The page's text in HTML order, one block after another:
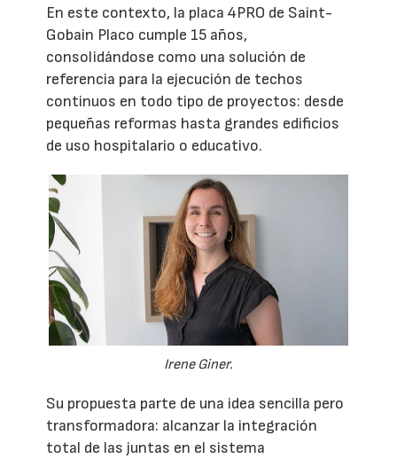
En este contexto, la placa 4PRO de Saint-
Gobain Placo cumple 15 años,
consolidándose como una solución de
referencia para la ejecución de techos
continuos en todo tipo de proyectos: desde
pequeñas reformas hasta grandes edificios
de uso hospitalario o educativo.
Irene Giner.
Su propuesta parte de una idea sencilla pero
transformadora: alcanzar la integración
total de las juntas en el sistema